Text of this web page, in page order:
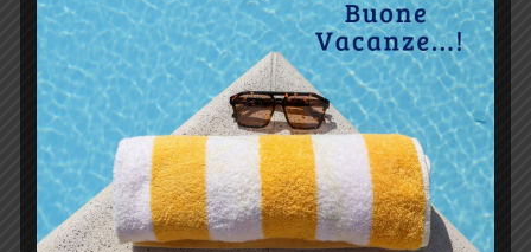
Invia commento
Il tuo indirizzo email non sarà pubblicato. I campi
obbligatori sono contrassegnati*